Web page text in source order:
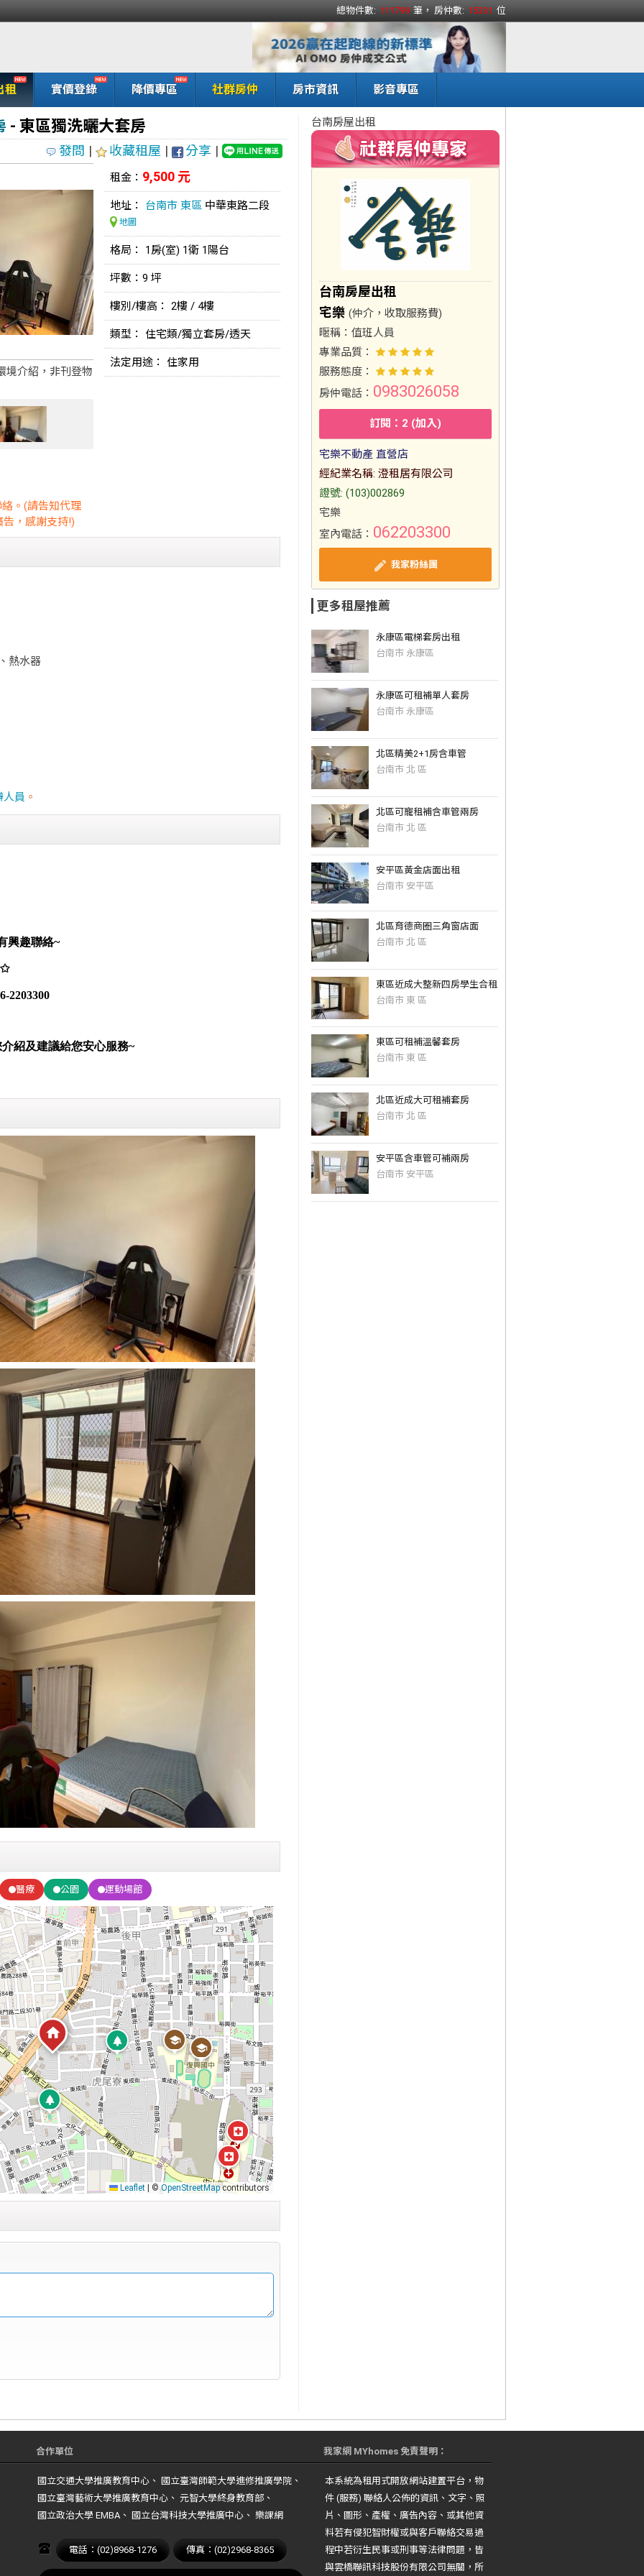
總物件數: 111799 筆， 房仲數: 15331 位
租 實價登錄 降價專區 社群房仲 房市資訊 影音專區
- 東區獨洗曬大套房
發問 | 收藏租屋 | 分享 |
境介紹，非刊登物
。(請告知代理
，感謝支持!)
租金： 9,500 元
地址： 台南市 東區 中華東路二段
地圖
格局： 1房(室) 1衛 1陽台
坪數：9 坪
樓別/樓高： 2樓 / 4樓
類型： 住宅類/獨立套房/透天
法定用途： 住家用
熱水器
人員 。
醫療 公園 運動場館
Leaflet ©OpenStreetMapcontributors
台南房屋出租
台南房屋出租
宅樂 (仲介，收取服務費)
暱稱： 值班人員
專業品質：
服務態度：
房仲電話： 0983026058
訂閱：2 (加入)
宅樂不動產 直營店
經紀業名稱: 澄租居有限公司
證號: (103)002869
宅樂
室內電話： 062203300
我家粉絲團
更多租屋推薦
永康區電梯套房出租
台南市 永康區
永康區可租補單人套房
台南市 永康區
北區精美2+1房含車管
台南市 北 區
北區可寵租補含車管兩房
台南市 北 區
安平區黃金店面出租
台南市 安平區
北區育德商圈三角窗店面
台南市 北 區
東區近成大整新四房學生合租
台南市 東 區
東區可租補溫馨套房
台南市 東 區
北區近成大可租補套房
台南市 北 區
安平區含車管可補兩房
台南市 安平區
合作單位
國立交通大學推廣教育中心、 國立臺灣師範大學進修推廣學院、
國立臺灣藝術大學推廣教育中心、 元智大學終身教育部、
國立政治大學 EMBA、 國立台灣科技大學推廣中心、 樂課網
電話：(02)8968-1276 傳真：(02)2968-8365
我家網 MYhomes 免責聲明：
本系統為租用式開放網站建置平台，物
件 (服務) 聯絡人公佈的資訊、文字、照
片、圖形、產權、廣告內容、或其他資
料若有侵犯智財權或與客戶聯絡交易過
程中若衍生民事或刑事等法律問題，皆
與雲橋聯訊科技股份有限公司無關，所